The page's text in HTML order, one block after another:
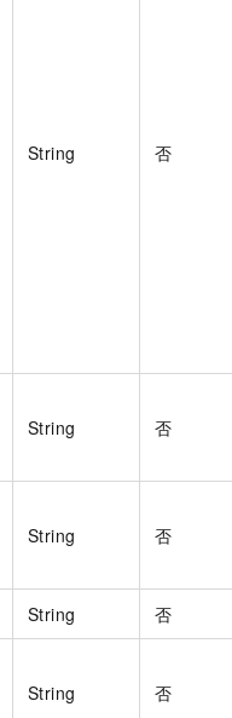
String 否
String 否
String 否
String 否
String 否